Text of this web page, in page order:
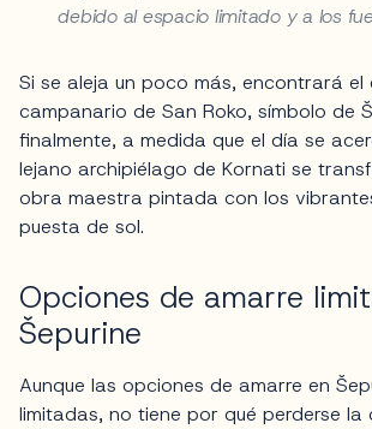
debido al espacio limitado y a los
Si se aleja un poco más, encontrará el
campanario de San Roko, símbolo de
finalmente, a medida que el día se
lejano archipiélago de Kornati se
obra maestra pintada con los
puesta de sol.
Opciones de amarre
Šepurine
Aunque las opciones de amarre en
limitadas, no tiene por qué perderse